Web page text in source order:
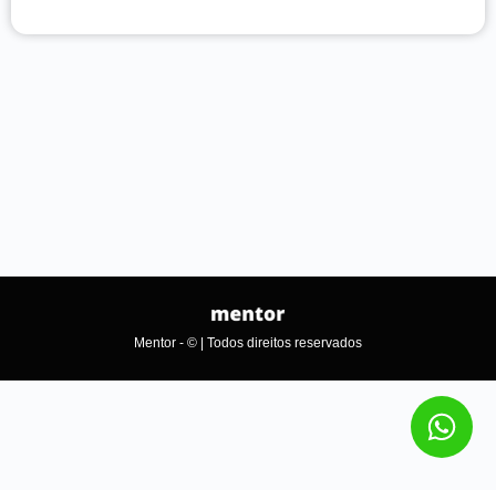
Mentor - © | Todos direitos reservados